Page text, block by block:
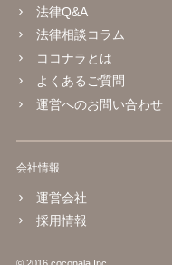
法律Q&A
法律相談コラム
ココナラとは
よくあるご質問
運営へのお問い合わせ
会社情報
運営会社
採用情報